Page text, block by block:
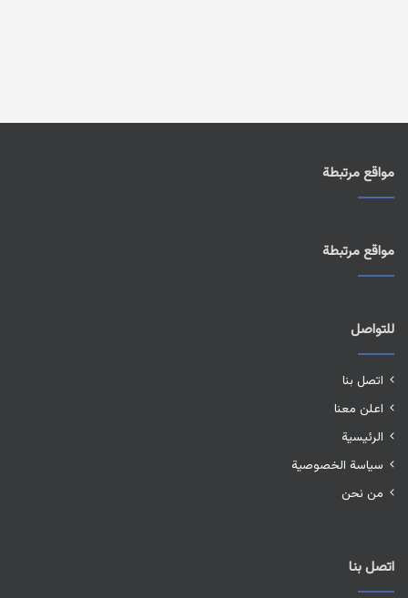
مواقع مرتبطة
مواقع مرتبطة
للتواصل
اتصل بنا
اعلن معنا
الرئيسية
سياسة الخصوصية
من نحن
اتصل بنا